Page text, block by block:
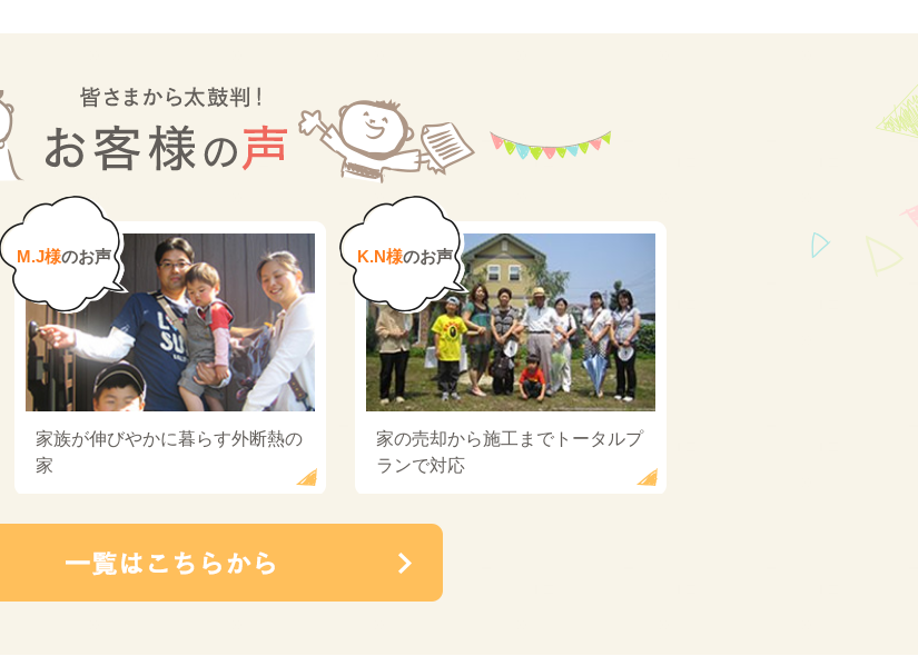
M.J様のお声
家族が伸びやかに暮らす外断熱の
家
K.N様のお声
家の売却から施工までトータルプ
ランで対応